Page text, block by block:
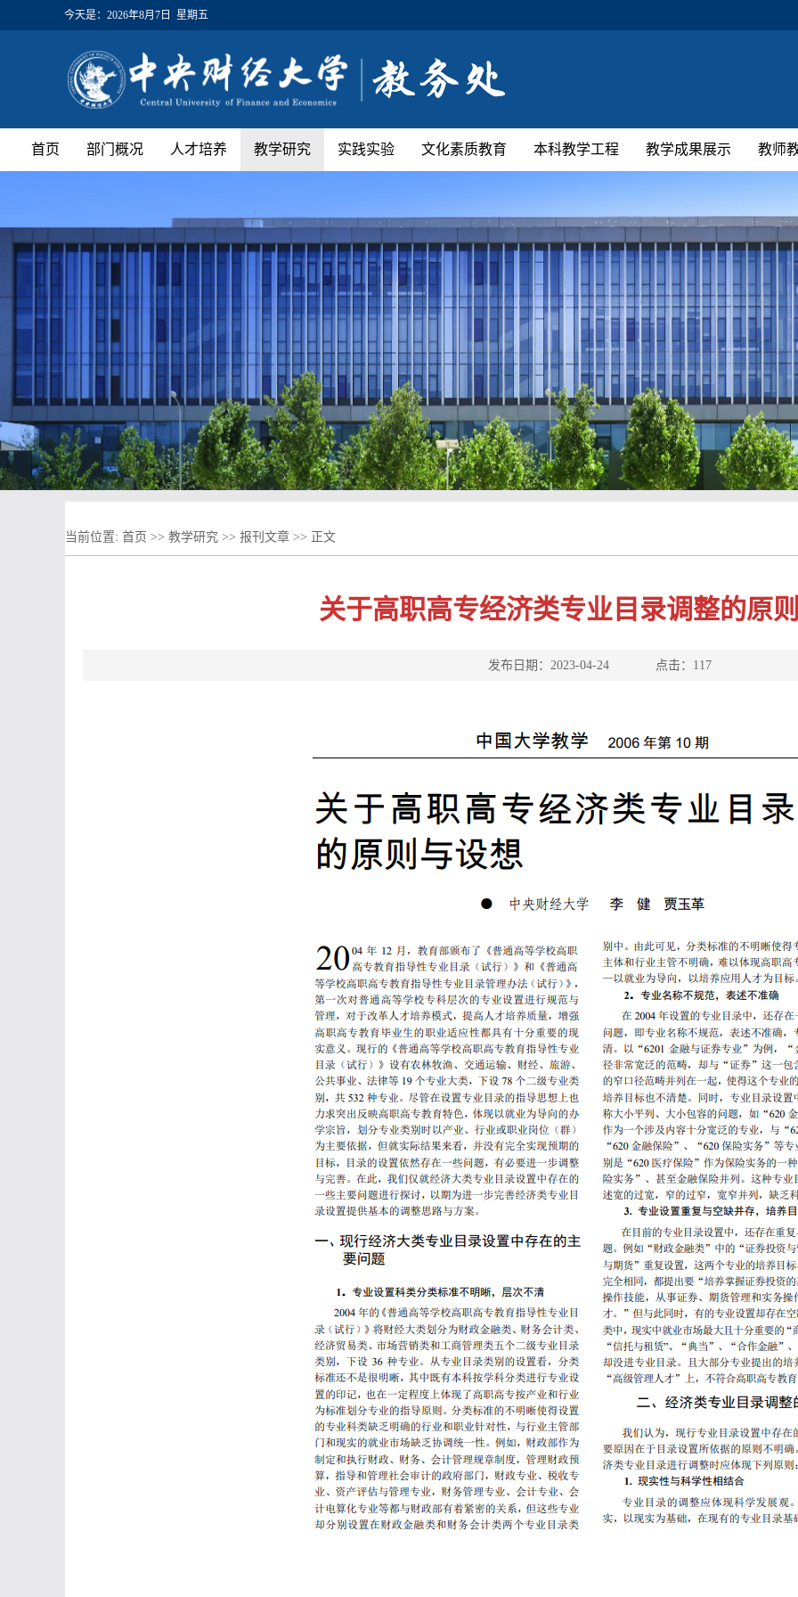
今天是： 2026年8月7日 星期五
首页 部门概况 人才培养 教学研究 实践实验 文化素质教育 本科教学工程 教学成果展示 教师
当前位置: 首页 >> 教学研究 >> 报刊文章 >> 正文
关于高职高专经济类专业目录调整的原
发布日期：2023-04-24 点击： 117